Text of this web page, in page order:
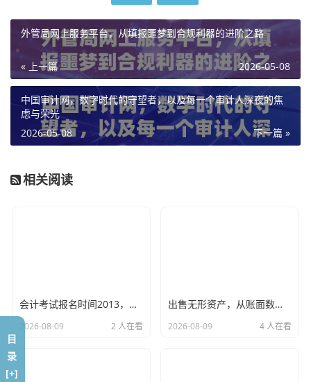
四期”，已经强大到了什么程度，它就像一张无形的网，把所
有的开票数据、纳税申报数据、企业资金流向全部串联在了
一起。
举个例子,我之前在太原服务过一家中型商贸企业，他们的销
售经理老张，是个实在人，有一次去外地出差，为了帮公司
省钱，在路边的小餐馆吃饭时，轻信了老板的话：“开发票加
税点，不开票送饮料。”老张为了省那点税点，拿了一张收据
从那以后,老张每次回来，第一件事就是自己先上网查发票。
外管局网上服务平台，从填报噩梦到合规利器的进阶之路
« 上一篇 2026-05-08
中国审计网，数字时代的守望者，以及每一个审计人深夜的焦
虑与荣光
下一篇 »
2026-05-08
相关阅读
会计考试报名时间2013，回首那年的我们，聊聊会计行业的十年变迁
2026-08-09 2 人在看
出售无形资产，从账面数字到真金白银，一场关于价值的博弈
2026-08-09 4 人在看
目
录
[+]